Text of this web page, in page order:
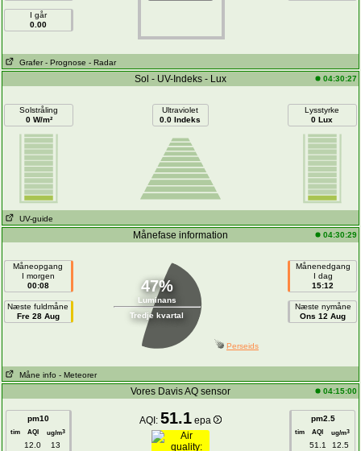
I går
0.00
Grafer - Prognose - Radar
Sol - UV-Indeks - Lux 04:30:27
Solstråling
0 W/m²
Ultraviolet
0.0 Indeks
Lysstyrke
0 Lux
UV-guide
Månefase information 04:30:29
Måneopgang
I morgen
00:08
Næste fuldmåne
Fre 28 Aug
47%
Luminans
Tredje kvartal
Månenedgang
I dag
15:12
Næste nymåne
Ons 12 Aug
Perseids
Måne info - Meteorer
Vores Davis AQ sensor 04:15:00
pm10
tim AQI ug/m3
12.0 13
AQI: 51.1 epa pm2.5
tim AQI ug/m3
51.1 12.5